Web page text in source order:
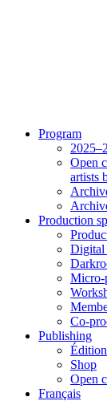
Program
Open
artists
Production
Digital
Micro-
Co-
Publishing
Shop
Open
Français